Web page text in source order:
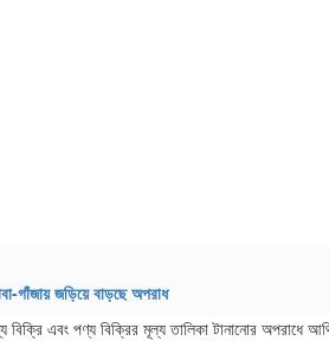
গাঁজায় জড়িয়ে বাড়ছে অপরাধ
এবং পণ্য বিক্রির মূল্য তালিকা টানানোর অপরাধে